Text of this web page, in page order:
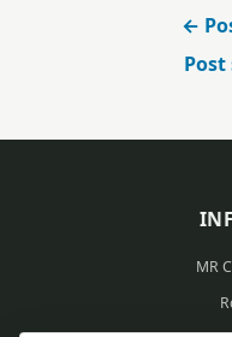
←
MR